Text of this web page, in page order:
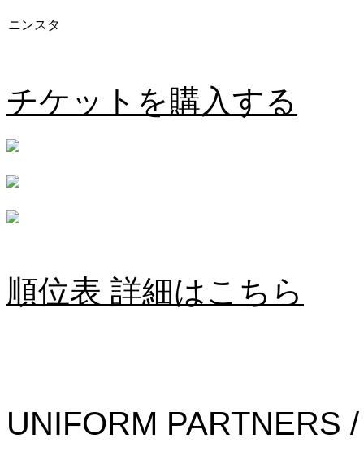
ニンスタ
チケットを購入する
順位表 詳細はこちら
UNIFORM PARTNERS